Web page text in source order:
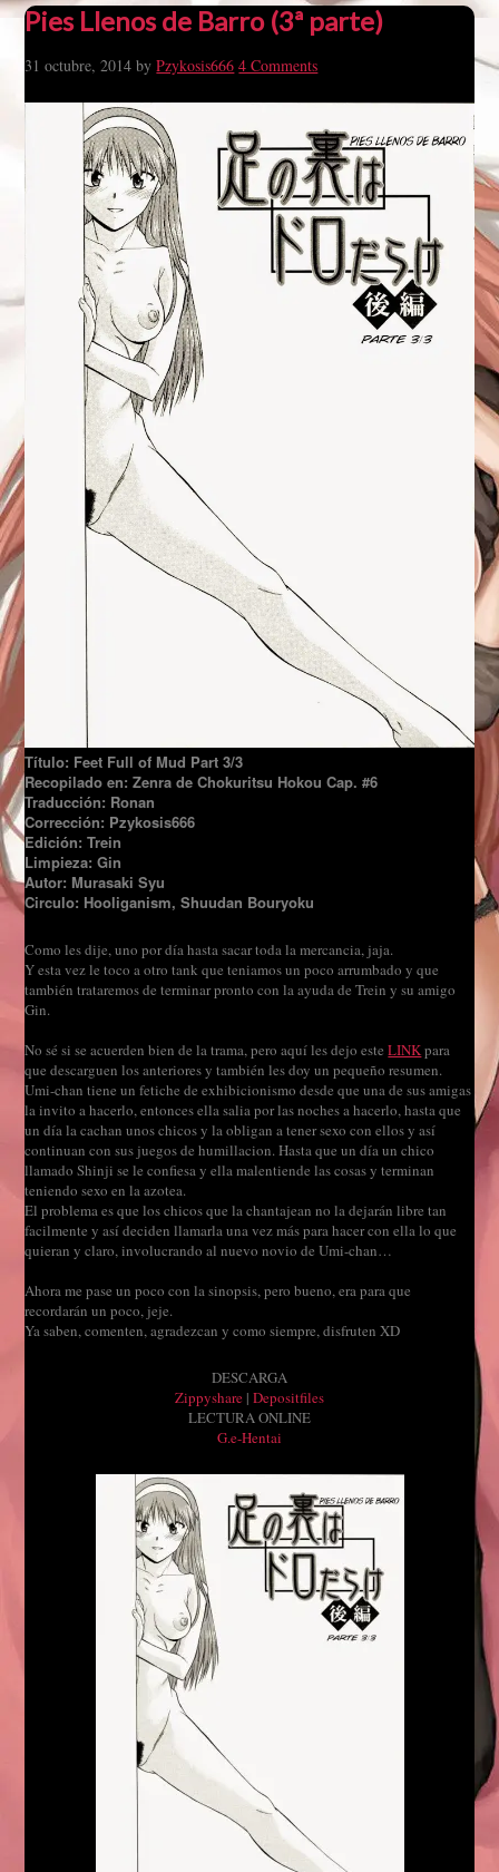
Pies Llenos de Barro (3ª parte)
31 octubre, 2014 byPzykosis666 4 Comments
Título: Feet Full of Mud Part 3/3
Recopilado en: Zenra de Chokuritsu Hokou Cap. #6
Traducción: Ronan
Corrección: Pzykosis666
Edición: Trein
Limpieza: Gin
Autor: Murasaki Syu
Circulo: Hooliganism, Shuudan Bouryoku
Como les dije, uno por día hasta sacar toda la mercancia, jaja.
Y esta vez le toco a otro tank que teniamos un poco arrumbado y que
también trataremos de terminar pronto con la ayuda de Trein y su amigo
Gin.
No sé si se acuerden bien de la trama, pero aquí les dejo esteLINKpara
que descarguen los anteriores y también les doy un pequeño resumen.
Umi-chan tiene un fetiche de exhibicionismo desde que una de sus amigas
la invito a hacerlo, entonces ella salia por las noches a hacerlo, hasta que
un día la cachan unos chicos y la obligan a tener sexo con ellos y así
continuan con sus juegos de humillacion. Hasta que un día un chico
llamado Shinji se le confiesa y ella malentiende las cosas y terminan
teniendo sexo en la azotea.
El problema es que los chicos que la chantajean no la dejarán libre tan
facilmente y así deciden llamarla una vez más para hacer con ella lo que
quieran y claro, involucrando al nuevo novio de Umi-chan…
Ahora me pase un poco con la sinopsis, pero bueno, era para que
recordarán un poco, jeje.
Ya saben, comenten, agradezcan y como siempre, disfruten XD
DESCARGA
Zippyshare | Depositfiles
LECTURA ONLINE
G.e-Hentai